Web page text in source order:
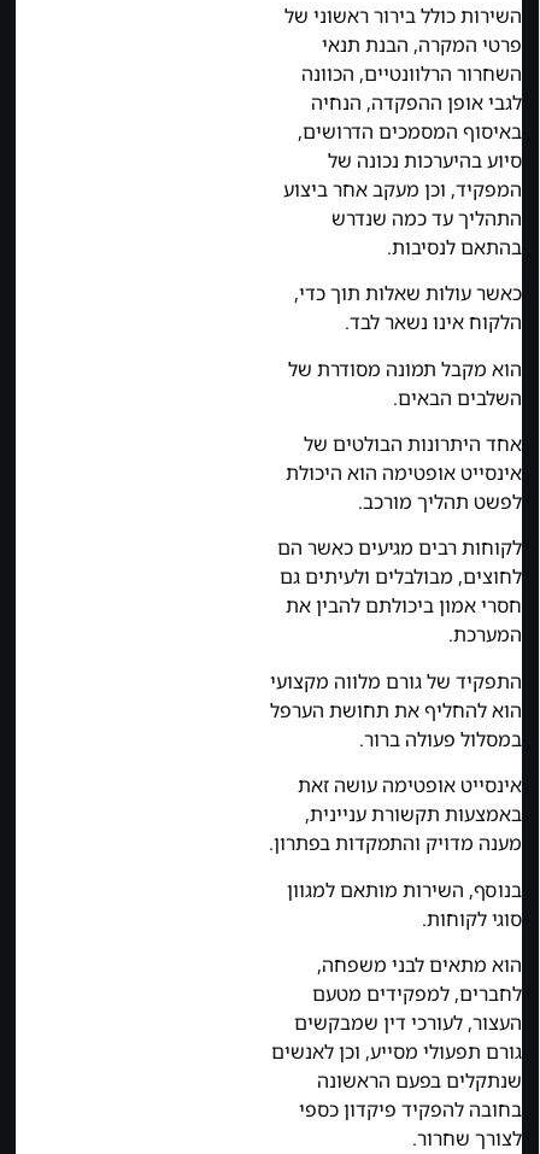
השירות כולל בירור ראשוני של
פרטי המקרה, הבנת תנאי
השחרור הרלוונטיים, הכוונה
לגבי אופן ההפקדה, הנחיה
באיסוף המסמכים הדרושים,
סיוע בהיערכות נכונה של
המפקיד, וכן מעקב אחר ביצוע
התהליך עד כמה שנדרש
בהתאם לנסיבות.
כאשר עולות שאלות תוך כדי,
הלקוח אינו נשאר לבד.
הוא מקבל תמונה מסודרת של
השלבים הבאים.
אחד היתרונות הבולטים של
אינסייט אופטימה הוא היכולת
לפשט תהליך מורכב.
לקוחות רבים מגיעים כאשר הם
לחוצים, מבולבלים ולעיתים גם
חסרי אמון ביכולתם להבין את
המערכת.
התפקיד של גורם מלווה מקצועי
הוא להחליף את תחושת הערפל
במסלול פעולה ברור.
אינסייט אופטימה עושה זאת
באמצעות תקשורת עניינית,
מענה מדויק והתמקדות בפתרון.
בנוסף, השירות מותאם למגוון
סוגי לקוחות.
הוא מתאים לבני משפחה,
לחברים, למפקידים מטעם
העצור, לעורכי דין שמבקשים
גורם תפעולי מסייע, וכן לאנשים
שנתקלים בפעם הראשונה
בחובה להפקיד פיקדון כספי
לצורך שחרור.